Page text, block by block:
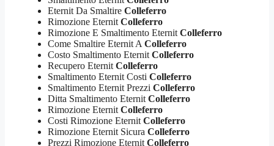
Eternit Da Smaltire Colleferro
Rimozione Eternit Colleferro
Rimozione E Smaltimento Eternit Colleferro
Come Smaltire Eternit A Colleferro
Costo Smaltimento Eternit Colleferro
Recupero Eternit Colleferro
Smaltimento Eternit Costi Colleferro
Smaltimento Eternit Prezzi Colleferro
Ditta Smaltimento Eternit Colleferro
Rimozione Eternit Colleferro
Costi Rimozione Eternit Colleferro
Rimozione Eternit Sicura Colleferro
Prezzi Rimozione Eternit Colleferro